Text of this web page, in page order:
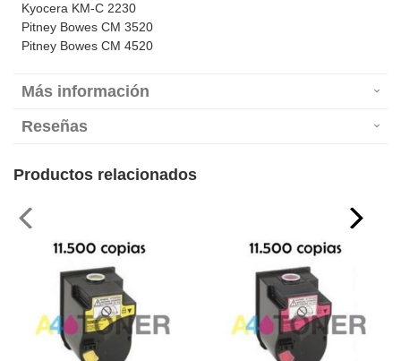
Kyocera KM-C 2230
Pitney Bowes CM 3520
Pitney Bowes CM 4520
Más información
Reseñas
Productos relacionados